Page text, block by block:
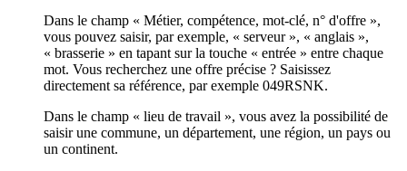
Dans le champ « Métier, compétence, mot-clé, n° d'offre »,
vous pouvez saisir, par exemple, « serveur », « anglais »,
« brasserie » en tapant sur la touche « entrée » entre chaque
mot. Vous recherchez une offre précise ? Saisissez
directement sa référence, par exemple 049RSNK.
Dans le champ « lieu de travail », vous avez la possibilité de
saisir une commune, un département, une région, un pays ou
un continent.